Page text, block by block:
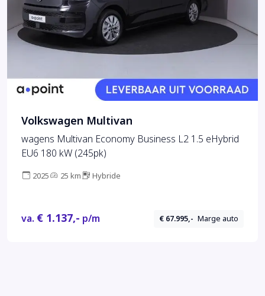
Volkswagen Multivan
wagens Multivan Economy Business L2 1.5 eHybrid
EU6 180 kW (245pk)
2025 25 km Hybride
va. € 1.137,- p/m € 67.995,- Marge auto